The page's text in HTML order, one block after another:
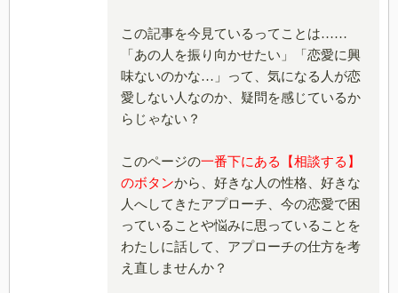
この記事を今見ているってことは……
「あの人を振り向かせたい」「恋愛に興
味ないのかな…」って、気になる人が恋
愛しない人なのか、疑問を感じているか
らじゃない？
このページの一番下にある【相談する】
のボタンから、好きな人の性格、好きな
人へしてきたアプローチ、今の恋愛で困
っていることや悩みに思っていることを
わたしに話して、アプローチの仕方を考
え直しませんか？